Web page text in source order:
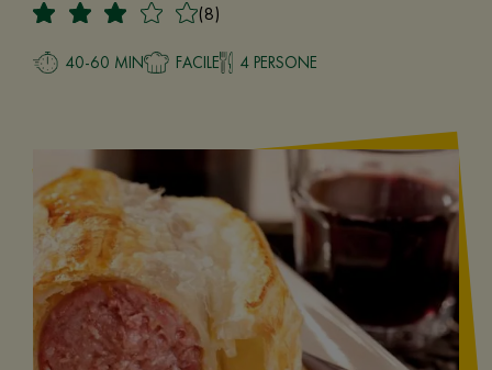
(8)
40-60 MIN FACILE 4 PERSONE